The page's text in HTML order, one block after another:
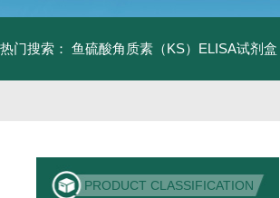
热门搜索： 鱼硫酸角质素（KS）ELISA试剂盒
PRODUCT CLASSIFICATION